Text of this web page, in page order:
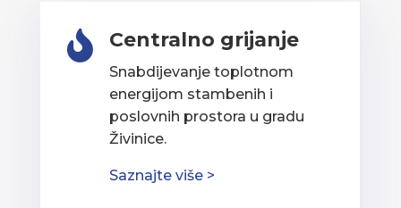
 Centralno grijanje
Snabdijevanje toplotnom
energijom stambenih i
poslovnih prostora u gradu
Živinice.
Saznajte više >